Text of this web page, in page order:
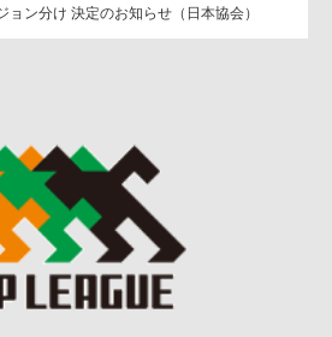
ョン分け 決定のお知らせ（日本協会）